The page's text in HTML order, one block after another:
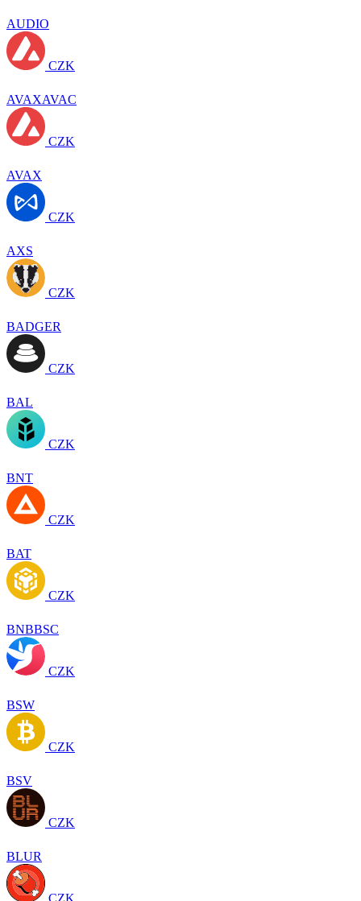
AUDIO
CZK
AVAXAVAC
CZK
AVAX
CZK
AXS
CZK
BADGER
CZK
BAL
CZK
BNT
CZK
BAT
CZK
BNBBSC
CZK
BSW
CZK
BSV
CZK
BLUR
CZK